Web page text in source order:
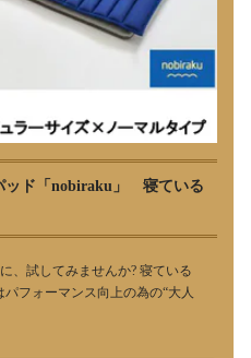
ッド「nobiraku」 寝ている
、試してみませんか? 寝ている
フォーマンス向上の為の“大人